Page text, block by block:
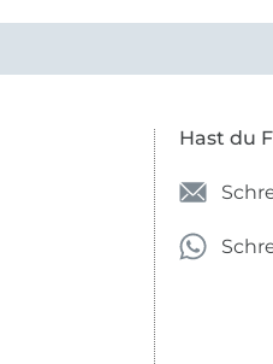
Hast du